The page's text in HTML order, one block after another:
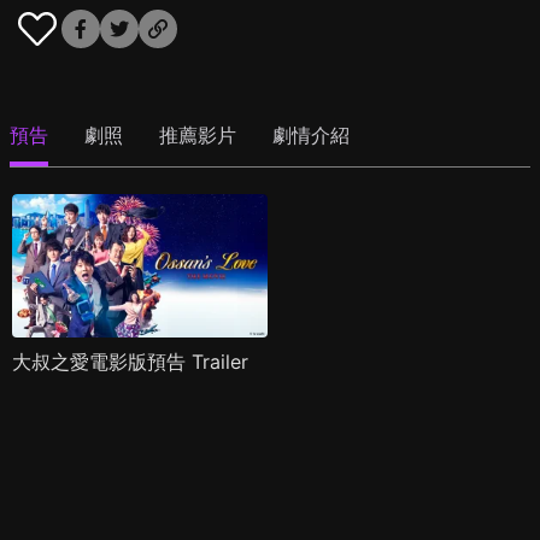
預告 劇照 推薦影片 劇情介紹
大叔之愛電影版預告 Trailer